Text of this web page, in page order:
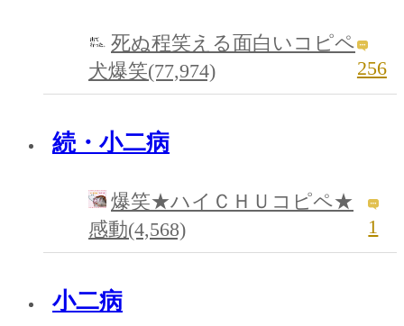
死ぬ程笑える面白いコピペ
犬爆笑(77,974)
256
続・小二病
爆笑★ハイＣＨＵコピペ★
感動(4,568)
1
小二病